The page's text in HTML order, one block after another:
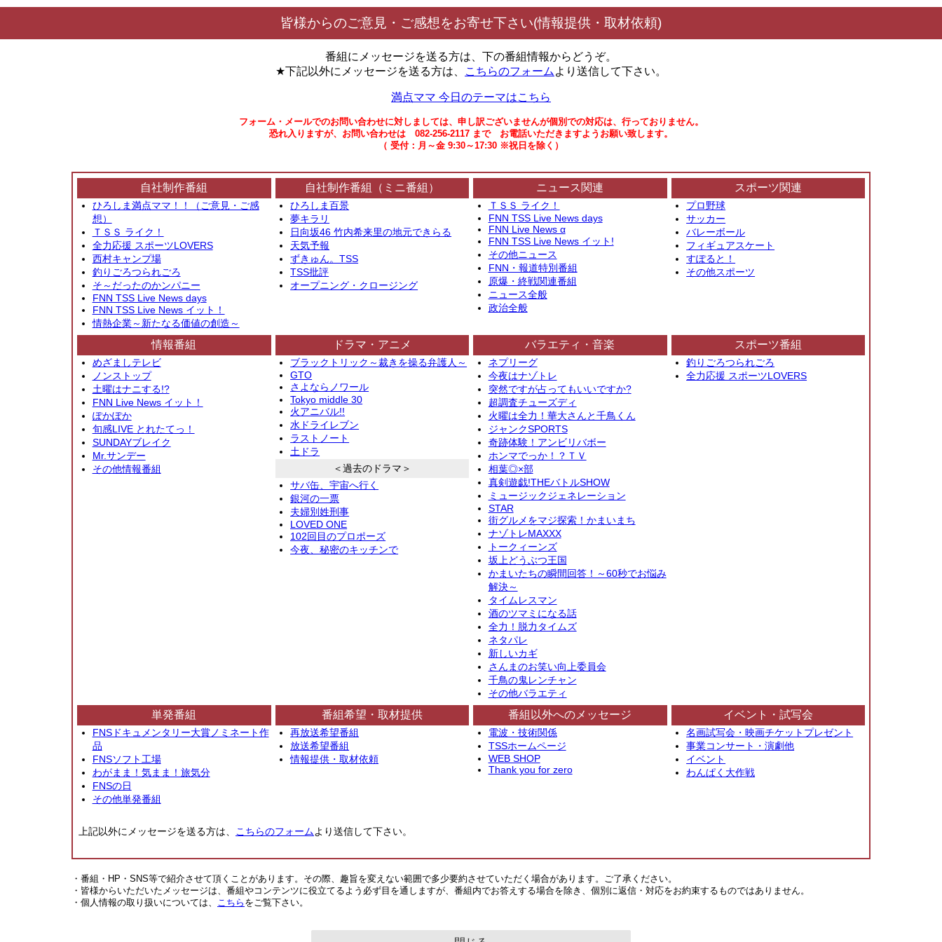
皆様からのご意見・ご感想をお寄せ下さい(情報提供・取材依頼)
番組にメッセージを送る方は、下の番組情報からどうぞ。
★下記以外にメッセージを送る方は、
こちらのフォーム より送信して下さい。
満点ママ 今日のテーマはこちら
フォーム・メールでのお問い合わせに対しましては、申し訳ございませんが個別での対応は、行っておりません。
恐れ入りますが、お問い合わせは 082-256-2117 まで お電話いただきますようお願い致します。
（ 受付：月～金 9:30～17:30 ※祝日を除く）
自社制作番組
ひろしま満点ママ！！（ご意見・ご感
想）
ＴＳＳ ライク！
全力応援 スポーツLOVERS
西村キャンプ場
釣りごろつられごろ
そ～だったのかンパニー
FNN TSS Live News days
FNN TSS Live News イット！
情熱企業～新たなる価値の創造～
自社制作番組（ミニ番組）
ひろしま百景
夢キラリ
日向坂46 竹内希来里の地元できらる
天気予報
ずきゅん。TSS
TSS批評
オープニング・クロージング
ニュース関連
ＴＳＳ ライク！
FNN TSS Live News days
FNN Live News α
FNN TSS Live News イット!
その他ニュース
FNN・報道特別番組
原爆・終戦関連番組
ニュース全般
政治全般
スポーツ関連
プロ野球
サッカー
バレーボール
フィギュアスケート
すぽると！
その他スポーツ
情報番組
めざましテレビ
ノンストップ
土曜はナニする!?
FNN Live News イット！
ぽかぽか
旬感LIVE とれたてっ！
SUNDAYブレイク
Mr.サンデー
その他情報番組
ドラマ・アニメ
ブラックトリック～裁きを操る弁護人～
GTO
さよならノワール
Tokyo middle 30
火アニバル!!
水ドライレブン
ラストノート
土ドラ
＜過去のドラマ＞
サバ缶、宇宙へ行く
銀河の一票
夫婦別姓刑事
LOVED ONE
102回目のプロポーズ
今夜、秘密のキッチンで
バラエティ・音楽
ネプリーグ
今夜はナゾトレ
突然ですが占ってもいいですか?
超調査チューズディ
火曜は全力！華大さんと千鳥くん
ジャンクSPORTS
奇跡体験！アンビリバボー
ホンマでっか！？ＴＶ
相葉◎×部
真剣遊戯!THEバトルSHOW
ミュージックジェネレーション
STAR
街グルメをマジ探索！かまいまち
ナゾトレMAXXX
トークィーンズ
坂上どうぶつ王国
かまいたちの瞬間回答！～60秒でお悩み
解決～
タイムレスマン
酒のツマミになる話
全力！脱力タイムズ
ネタパレ
新しいカギ
さんまのお笑い向上委員会
千鳥の鬼レンチャン
その他バラエティ
スポーツ番組
釣りごろつられごろ
全力応援 スポーツLOVERS
単発番組
FNSドキュメンタリー大賞ノミネート作
品
FNSソフト工場
わがまま！気まま！旅気分
FNSの日
その他単発番組
番組希望・取材提供
再放送希望番組
放送希望番組
情報提供・取材依頼
番組以外へのメッセージ
電波・技術関係
TSSホームページ
WEB SHOP
Thank you for zero
イベント・試写会
名画試写会・映画チケットプレゼント
事業コンサート・演劇他
イベント
わんぱく大作戦
上記以外にメッセージを送る方は、 こちらのフォームより送信して下さい。
・番組・HP・SNS等で紹介させて頂くことがあります。その際、趣旨を変えない範囲で多少要約させていただく場合があります。ご了承ください。
・皆様からいただいたメッセージは、番組やコンテンツに役立てるよう必ず目を通しますが、番組内でお答えする場合を除き、個別に返信・対応をお約束するものではありません。
・個人情報の取り扱いについては、
こちら をご覧下さい。